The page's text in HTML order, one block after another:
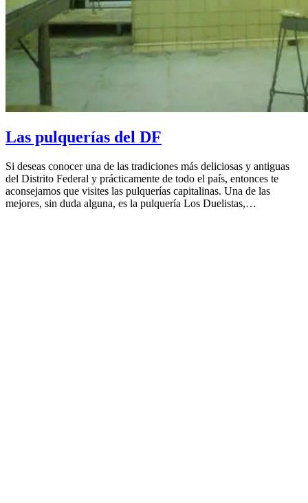
Las pulquerías del DF
Si deseas conocer una de las tradiciones más deliciosas y antiguas
del Distrito Federal y prácticamente de todo el país, entonces te
aconsejamos que visites las pulquerías capitalinas. Una de las
mejores, sin duda alguna, es la pulquería Los Duelistas,…